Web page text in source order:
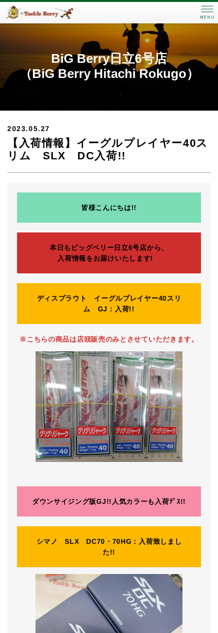
MENU
BiG Berry日立6号店
（BiG Berry Hitachi Rokugo）
2023.05.27
【入荷情報】イーグルプレイヤー40ス
リム SLX DC入荷!!
皆様こんにちは!!
本日もビッグベリー日立6号店から、
入荷情報をお届けいたします!
ディスプラウト イーグルプレイヤー40スリ
ム GJ：入荷!!
※こちらの商品は店頭販売のみとさせていただきます。
ダウンサイジング版GJ!!人気カラーも入荷ﾃﾞｽ!!
シマノ SLX DC70・70HG：入荷致しまし
た!!